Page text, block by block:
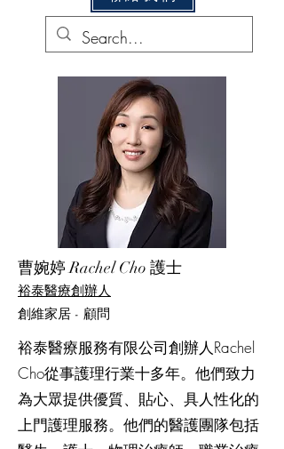
曹婉婷 Rachel Cho 護士
裕泰醫療創辦人
創維家居 - 顧問
裕泰醫療服務有限公司創辦人Rachel
Cho從事護理行業十多年。他們致力
為大眾提供優質、貼心、具人性化的
上門護理服務。他們的醫護團隊包括